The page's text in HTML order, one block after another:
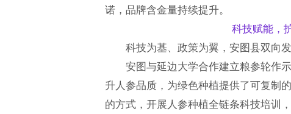
诺，品牌含金量持续提升。
科技赋能，
科技为基、政策为翼，安图县双向
安图与延边大学合作建立粮参轮作
升人参品质，为绿色种植提供了可复制
的方式，开展人参种植全链条科技培训